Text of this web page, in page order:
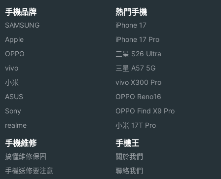
手機品牌
SAMSUNG
Apple
OPPO
vivo
小米
ASUS
Sony
realme
熱門手機
iPhone 17
iPhone 17 Pro
三星 S26 Ultra
三星 A57 5G
vivo X300 Pro
OPPO Reno16
OPPO Find X9 Pro
小米 17T Pro
手機維修
搞懂維修保固
手機送修要注意
手機王
關於我們
聯絡我們